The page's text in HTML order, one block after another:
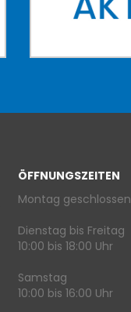
ÖFFNUNGSZEITEN
Montag geschlossen
Dienstag bis Freitag
10:00 bis 18:00 Uhr
Samstag
10:00 bis 16:00 Uhr